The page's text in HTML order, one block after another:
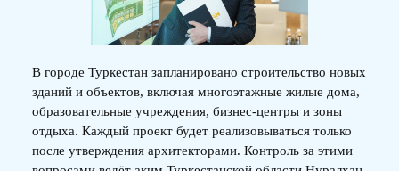
В городе Туркестан запланировано строительство новых
зданий и объектов, включая многоэтажные жилые дома,
образовательные учреждения, бизнес-центры и зоны
отдыха. Каждый проект будет реализовываться только
после утверждения архитекторами. Контроль за этими